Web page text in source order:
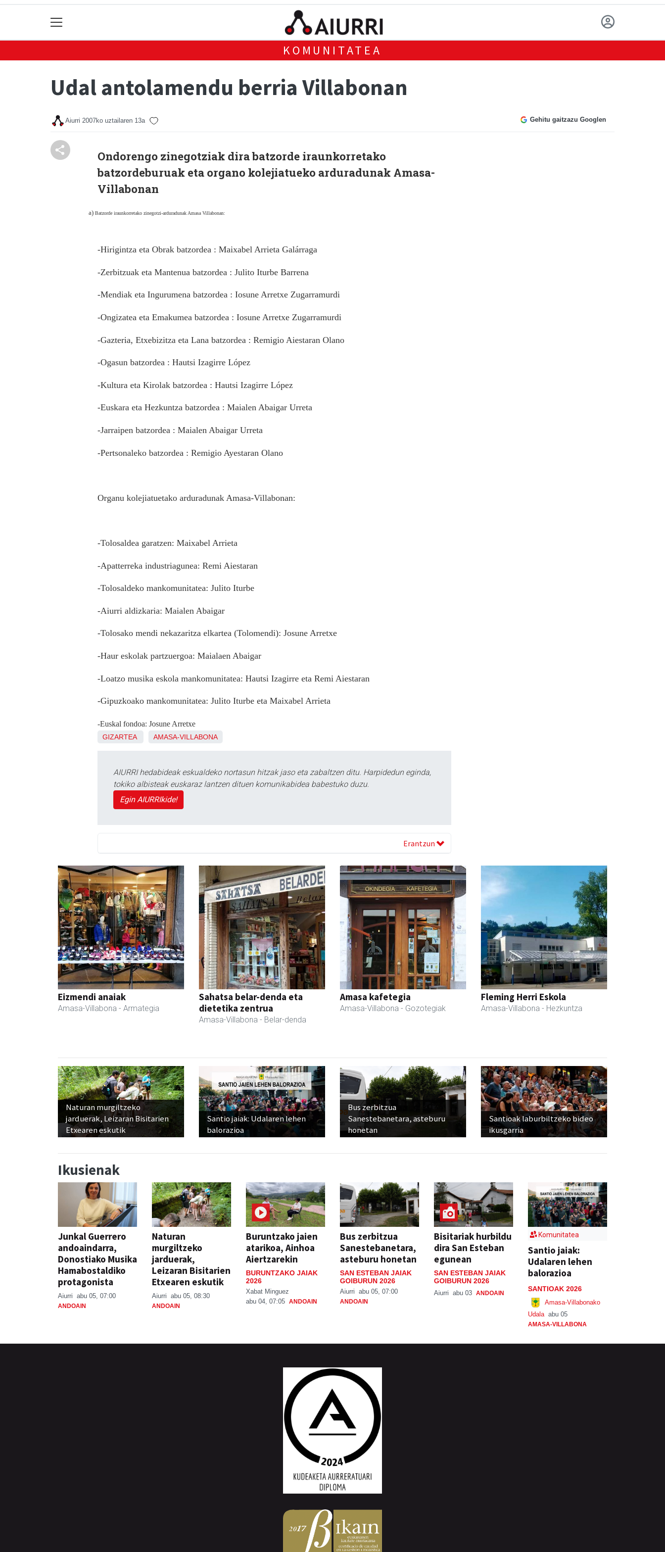
KOMUNITATEA
Udal antolamendu berria Villabonan
Aiurri 2007ko uztailaren 13a Gehitu gaitzazu Googlen
Ondorengo zinegotziak dira batzorde iraunkorretako
batzordeburuak eta organo kolejiatueko arduradunak Amasa-
Villabonan
a) Batzorde iraunkorretako zinegotzi-arduradunak Amasa Villabonan:
-Hirigintza eta Obrak batzordea : Maixabel Arrieta Galárraga
-Zerbitzuak eta Mantenua batzordea : Julito Iturbe Barrena
-Mendiak eta Ingurumena batzordea : Iosune Arretxe Zugarramurdi
-Ongizatea eta Emakumea batzordea : Iosune Arretxe Zugarramurdi
-Gazteria, Etxebizitza eta Lana batzordea : Remigio Aiestaran Olano
-Ogasun batzordea : Hautsi Izagirre López
-Kultura eta Kirolak batzordea : Hautsi Izagirre López
-Euskara eta Hezkuntza batzordea : Maialen Abaigar Urreta
-Jarraipen batzordea : Maialen Abaigar Urreta
-Pertsonaleko batzordea : Remigio Ayestaran Olano
Organu kolejiatuetako arduradunak Amasa-Villabonan:
-Tolosaldea garatzen: Maixabel Arrieta
-Apatterreka industriagunea: Remi Aiestaran
-Tolosaldeko mankomunitatea: Julito Iturbe
-Aiurri aldizkaria: Maialen Abaigar
-Tolosako mendi nekazaritza elkartea (Tolomendi): Josune Arretxe
-Haur eskolak partzuergoa: Maialaen Abaigar
-Loatzo musika eskola mankomunitatea: Hautsi Izagirre eta Remi Aiestaran
-Gipuzkoako mankomunitatea: Julito Iturbe eta Maixabel Arrieta
-Euskal fondoa: Josune Arretxe
GIZARTEA AMASA-VILLABONA
AIURRI hedabideak eskualdeko nortasun hitzak jaso eta zabaltzen ditu. Harpidedun eginda,
tokiko albisteak euskaraz lantzen dituen komunikabidea babestuko duzu.
Egin AIURRIkide!
Erantzun
Eizmendi anaiak
Amasa-Villabona - Armategia
Sahatsa belar-denda eta
dietetika zentrua
Amasa-Villabona - Belar-denda
Amasa kafetegia
Amasa-Villabona - Gozotegiak
Fleming Herri Eskola
Amasa-Villabona - Hezkuntza
Naturan murgiltzeko
jarduerak, Leizaran Bisitarien
Etxearen eskutik
Santio jaiak: Udalaren lehen
balorazioa
Bus zerbitzua
Sanestebanetara, asteburu
honetan
Santioak laburbiltzeko bideo
ikusgarria
Ikusienak
Junkal Guerrero
andoaindarra,
Donostiako Musika
Hamabostaldiko
protagonista
Aiurri abu 05, 07:00
ANDOAIN
Naturan
murgiltzeko
jarduerak,
Leizaran Bisitarien
Etxearen eskutik
Aiurri abu 05, 08:30
ANDOAIN
Buruntzako jaien
atarikoa, Ainhoa
Aiertzarekin
BURUNTZAKO JAIAK
2026
Xabat Minguez
abu 04, 07:05 ANDOAIN
Bus zerbitzua
Sanestebanetara,
asteburu honetan
SAN ESTEBAN JAIAK
GOIBURUN 2026
Aiurri abu 05, 07:00
ANDOAIN
Bisitariak hurbildu
dira San Esteban
egunean
SAN ESTEBAN JAIAK
GOIBURUN 2026
Aiurri abu 03 ANDOAIN
Komunitatea
Santio jaiak:
Udalaren lehen
balorazioa
SANTIOAK 2026
Amasa-Villabonako
Udala abu 05
AMASA-VILLABONA